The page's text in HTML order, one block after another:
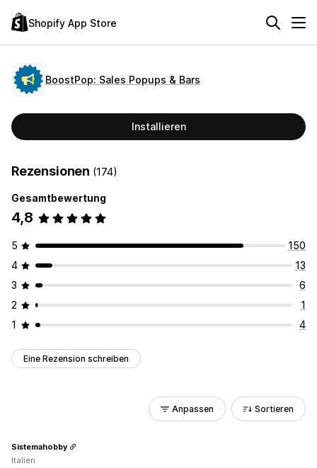
Shopify App Store
BoostPop: Sales Popups & Bars
Installieren
Rezensionen (174)
Gesamtbewertung
4,8
5
150
4
13
3
6
2
1
1
4
Eine Rezension schreiben
Anpassen Sortieren
Sistemahobby
Italien